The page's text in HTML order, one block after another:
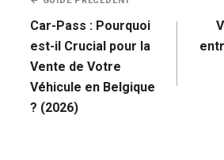
de
l’article
Car-Pass : Pourquoi
est-il Crucial pour la
Vente de Votre
Véhicule en Belgique
? (2026)